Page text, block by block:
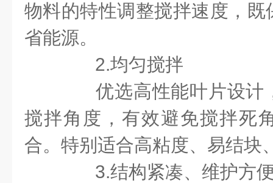
物料的特性调整搅拌速度，
省能源。
2.均匀搅拌
优选高性能叶片设计
搅拌角度，有效避免搅拌死
合。特别适合高粘度、易结块
3.结构紧凑、维护方